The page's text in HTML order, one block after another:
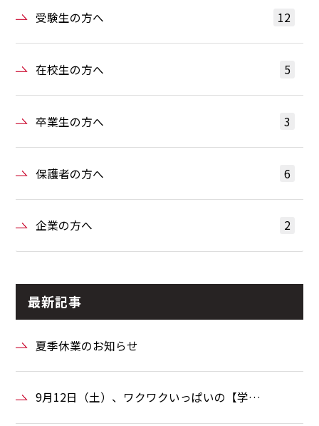
受験生の方へ 12
在校生の方へ 5
卒業生の方へ 3
保護者の方へ 6
企業の方へ 2
最新記事
夏季休業のお知らせ
9月12日（土）、ワクワクいっぱいの【学…